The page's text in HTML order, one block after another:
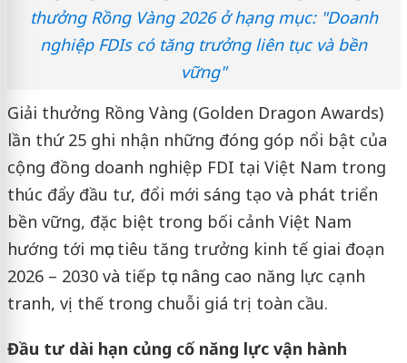
thưởng Rồng Vàng 2026 ở hạng mục: "Doanh
nghiệp FDIs có tăng trưởng liên tục và bền
vững"
Giải thưởng Rồng Vàng (Golden Dragon Awards)
lần thứ 25 ghi nhận những đóng góp nổi bật của
cộng đồng doanh nghiệp FDI tại Việt Nam trong
thúc đẩy đầu tư, đổi mới sáng tạo và phát triển
bền vững, đặc biệt trong bối cảnh Việt Nam
hướng tới mục tiêu tăng trưởng kinh tế giai đoạn
2026 – 2030 và tiếp tục nâng cao năng lực cạnh
tranh, vị thế trong chuỗi giá trị toàn cầu.
Đầu tư dài hạn củng cốnăng lực vận hành